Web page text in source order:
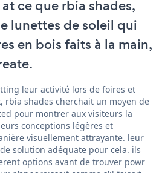
ce que rbia shades,
lunettes de soleil qui
en bois faits à la main,
leur activité lors de foires et
rbia shades cherchait un moyen de
pour montrer aux visiteurs la
conceptions légères et
visuellement attrayante. leur
solution adéquate pour cela. ils
options avant de trouver powr